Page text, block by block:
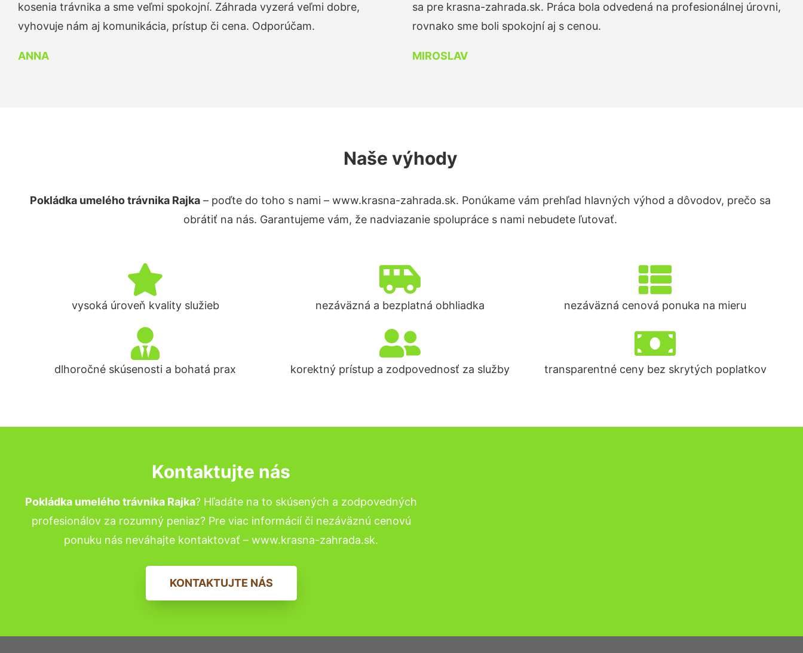
kosenia trávnika a sme veľmi spokojní. Záhrada vyzerá veľmi dobre,
vyhovuje nám aj komunikácia, prístup či cena. Odporúčam.
ANNA
sa pre krasna-zahrada.sk. Práca bola odvedená na profesionálnej úrovni,
rovnako sme boli spokojní aj s cenou.
MIROSLAV
Naše výhody
Pokládka umelého trávnika Rajka – poďte do toho s nami – www.krasna-zahrada.sk. Ponúkame vám prehľad hlavných výhod a dôvodov, prečo sa
obrátiť na nás. Garantujeme vám, že nadviazanie spolupráce s nami nebudete ľutovať.
vysoká úroveň kvality služieb nezáväzná a bezplatná obhliadka nezáväzná cenová ponuka na mieru
dlhoročné skúsenosti a bohatá prax korektný prístup a zodpovednosť za služby transparentné ceny bez skrytých poplatkov
Kontaktujte nás
Pokládka umelého trávnika Rajka? Hľadáte na to skúsených a zodpovedných
profesionálov za rozumný peniaz? Pre viac informácií či nezáväznú cenovú
ponuku nás neváhajte kontaktovať – www.krasna-zahrada.sk.
KONTAKTUJTE NÁS